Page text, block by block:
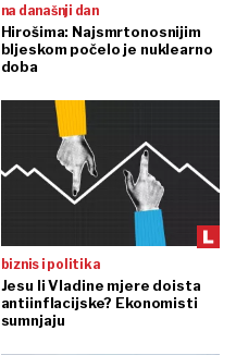
na današnji dan
Hirošima: Najsmrtonosnijim
bljeskom počelo je nuklearno
doba
biznis i politika
Jesu li Vladine mjere doista
antiinflacijske? Ekonomisti
sumnjaju